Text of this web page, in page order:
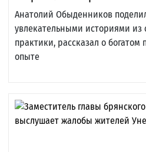
Анатолий Обыденников
увлекательными историями из
практики, рассказал о
опыте